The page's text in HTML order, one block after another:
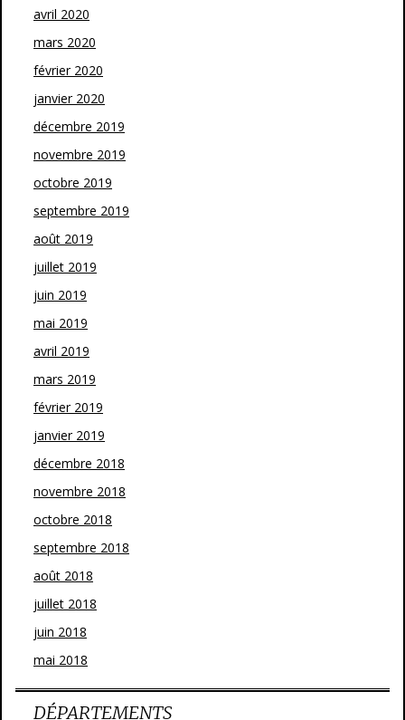
avril 2020
mars 2020
février 2020
janvier 2020
décembre 2019
novembre 2019
octobre 2019
septembre 2019
août 2019
juillet 2019
juin 2019
mai 2019
avril 2019
mars 2019
février 2019
janvier 2019
décembre 2018
novembre 2018
octobre 2018
septembre 2018
août 2018
juillet 2018
juin 2018
mai 2018
DÉPARTEMENTS